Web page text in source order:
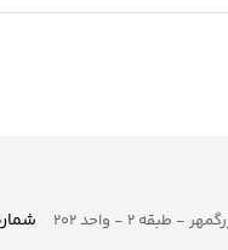
۲ - واحد ۲۰۲
شماره تماس :